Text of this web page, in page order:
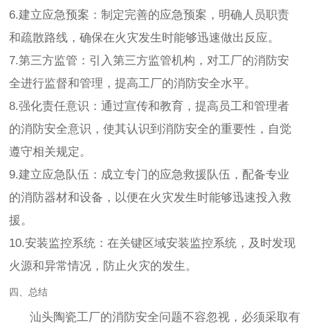
6.建立应急预案：制定完善的应急预案，明确人员职责
和疏散路线，确保在火灾发生时能够迅速做出反应。
7.第三方监管：引入第三方监管机构，对工厂的消防安
全进行监督和管理，提高工厂的消防安全水平。
8.强化责任意识：通过宣传和教育，提高员工和管理者
的消防安全意识，使其认识到消防安全的重要性，自觉
遵守相关规定。
9.建立应急队伍：成立专门的应急救援队伍，配备专业
的消防器材和设备，以便在火灾发生时能够迅速投入救
援。
10.安装监控系统：在关键区域安装监控系统，及时发现
火源和异常情况，防止火灾的发生。
四、总结
汕头陶瓷工厂的消防安全问题不容忽视，必须采取有